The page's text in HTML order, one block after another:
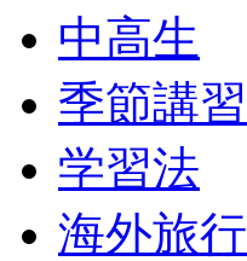
中高生
季節講習
学習法
海外旅行